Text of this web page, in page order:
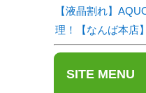
【液晶割れ】
理！【なんば本店】
SITE MENU